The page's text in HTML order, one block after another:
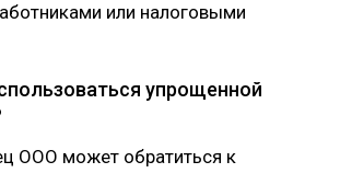
или налоговыми
упрощенной
ООО может обратиться к